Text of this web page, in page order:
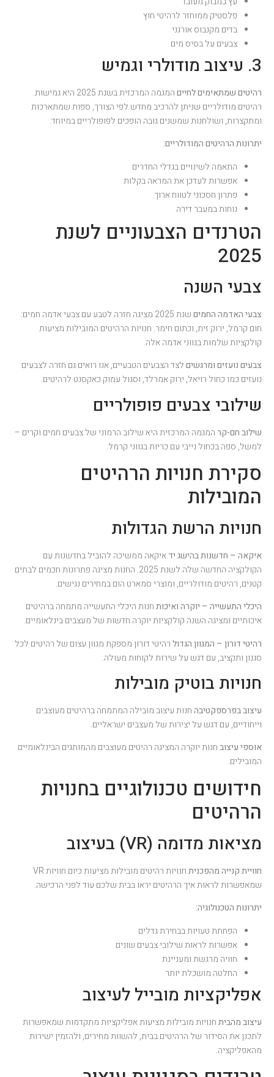
פלסטיק ממוחזר לרהיטי חוץ
בדים מקנבוס אורגני
צבעים על בסיס מים
3. עיצוב מודולרי וגמיש
רהיטים שמתאימים לחיים
המגמה המרכזית בשנת 2025 היא גמישות.
רהיטים מודולריים שניתן להרכיב מחדש לפי הצורך, ספות שמתארכות
ומתקצרות, ושולחנות שמשנים גובה הופכים לפופולריים במיוחד.
יתרונות הרהיטים המודולריים:
התאמה לשינויים בגדלי החדרים
אפשרות לעדכן את המראה בקלות
פתרון חסכוני לטווח ארוך
נוחות במעבר דירה
הטרנדים הצבעוניים לשנת
2025
צבעי השנה
צבעי האדמה החמים
שנת 2025 מציגה חזרה לטבע עם צבעי אדמה חמים:
חום קרמל, ירוק זית, וכתום חימר. חנויות הרהיטים המובילות מציעות
קולקציות שלמות בגווני אדמה אלה.
צבעים נועזים ומרגשיםלצד הצבעים הטבעיים, אנו רואים גם חזרה לצבעים
נועזים כמו כחול רויאל, ירוק אמרלד, וסגול עמוק כאקסנט לרהיטים.
שילובי צבעים פופולריים
שילוב חם-קרהמגמה המרכזית היא שילוב הרמוני של צבעים חמים וקרים –
למשל, ספה בכחול נייבי עם כריות בגווני קרמל.
סקירת חנויות הרהיטים
המובילות
חנויות הרשת הגדולות
איקאה – חדשנות בהישג ידאיקאה ממשיכה להוביל בחדשנות עם
הקולקציה החדשה שלה לשנת 2025. החנות מציגה פתרונות חכמים לבתים
קטנים, רהיטים מודולריים, ומוצרי סמארט הום במחירים נגישים.
היכלי התעשייה – יוקרה ואיכותחנות היכלי התעשייה מתמחה ברהיטים
איכותיים ומציגה השנה קולקציות יוקרה חדשות של מעצבים בינלאומיים.
רהיטי דורון – המגוון הגדולרהיטי דורון מספקת מגוון עצום של רהיטים לכל
סגנון ותקציב, עם דגש על שירות לקוחות מעולה.
חנויות בוטיק מובילות
עיצוב בפרספקטיבהחנות עיצוב מובילה המתמחה ברהיטים מעוצבים
וייחודיים, עם דגש על יצירות של מעצבים ישראליים.
אוספי עיצובחנות יוקרה המציגה רהיטים מעוצבים מהמותגים הבינלאומיים
המובילים.
חידושים טכנולוגיים בחנויות
הרהיטים
מציאות מדומה (VR) בעיצוב
חוויית קנייה מהפכנית
חנויות רהיטים מובילות מציעות כיום חוויות VR
שמאפשרות לראות איך הרהיטים יראו בבית שלכם עוד לפני הרכישה.
יתרונות הטכנולוגיה:
הפחתת טעויות בבחירת גדלים
אפשרות לראות שילובי צבעים שונים
חוויה מרגשת ומעניינת
החלטה מושכלת יותר
אפליקציות מובייל לעיצוב
עיצוב מהביתחנויות מובילות מציעות אפליקציות מתקדמות שמאפשרות
לתכנן את הסידור של הרהיטים בבית, להשוות מחירים, ולהזמין ישירות
מהאפליקציה.